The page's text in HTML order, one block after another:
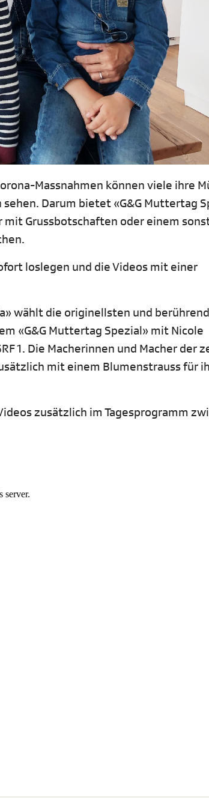
Massnahmen können viele ihre
Darum bietet «G&G Muttertag
Grussbotschaften oder einem
loslegen und dieVideos mit einer
wählt die originellsten und
«G&G Muttertag Spezial» mit Nicole
1. Die Macherinnen und Macher der
mit einem Blumenstrauss für
zusätzlich im Tagesprogramm